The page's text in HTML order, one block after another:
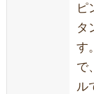
ピ
タ
す
で
ル